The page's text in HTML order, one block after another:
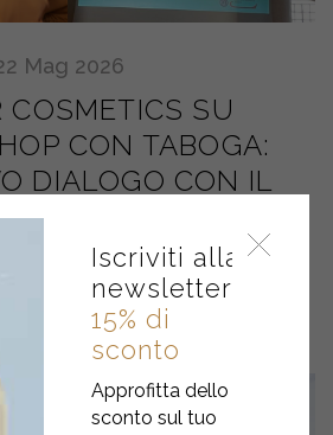
Iscriviti alla
newsletter
15% di
sconto
Approfitta dello
sconto sul tuo
Mag 2026
COSMETICS SU
CON TABOGA:
DIALOGO CON IL
DEI CREATOR